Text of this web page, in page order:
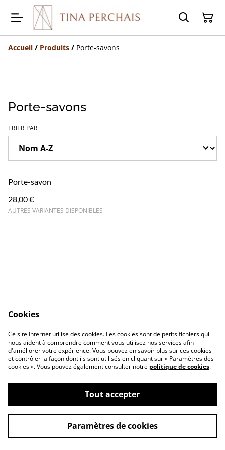
Accueil / Produits / Porte-savons
Porte-savons
TRIER PAR
Porte-savon
28,00 €
AUTRES VARIANTES DISPONIBLES
Cookies
Confidentialité
©2026TINA PERCHAIS
powered by
Cookies
Ce site Internet utilise des cookies. Les cookies sont de petits fichiers qui
nous aident à comprendre comment vous utilisez nos services afin
d'améliorer votre expérience. Vous pouvez en savoir plus sur ces cookies
et contrôler la façon dont ils sont utilisés en cliquant sur « Paramètres des
cookies ». Vous pouvez également consulter notre politique de cookies.
Tout accepter
Paramètres de cookies